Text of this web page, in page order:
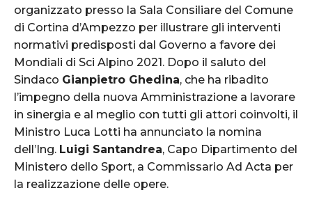
organizzato presso la Sala Consiliare del Comune
di Cortina d’Ampezzo per illustrare gli interventi
normativi predisposti dal Governo a favore dei
Mondiali di Sci Alpino 2021. Dopo il saluto del
Sindaco Gianpietro Ghedina, che ha ribadito
l’impegno della nuova Amministrazione a lavorare
in sinergia e al meglio con tutti gli attori coinvolti, il
Ministro Luca Lotti ha annunciato la nomina
dell’Ing. Luigi Santandrea, Capo Dipartimento del
Ministero dello Sport, a Commissario Ad Acta per
la realizzazione delle opere.